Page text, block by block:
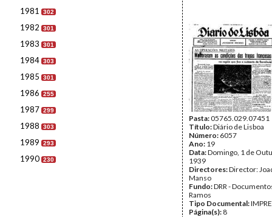
1981 302
1982 301
1983 301
1984 303
1985 301
1986 255
1987 299
1988 303
1989 293
1990 230
Pasta:05765.029.07451
Título:Diário de Lisboa
Número: 6057
Ano: 19
Data:Domingo, 1 de
1939
Directores:Director:
Manso
Fundo:DRR -
Ramos
Tipo Documental:
Página(s): 8